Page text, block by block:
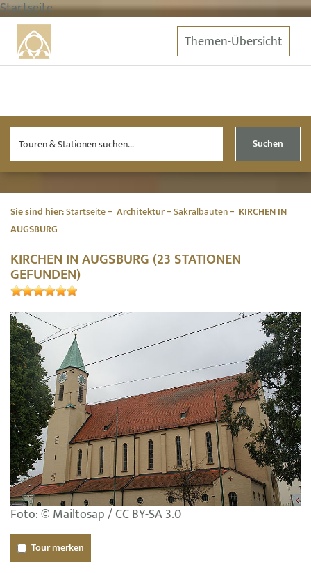
Startseite
Themen-Übersicht
Suchen
Sie sind hier:Startseite Architektur Sakralbauten
KIRCHEN IN
AUGSBURG
KIRCHEN IN AUGSBURG (23 STATIONEN
GEFUNDEN)
Foto: © Mailtosap / CC BY-SA 3.0
Tour merken